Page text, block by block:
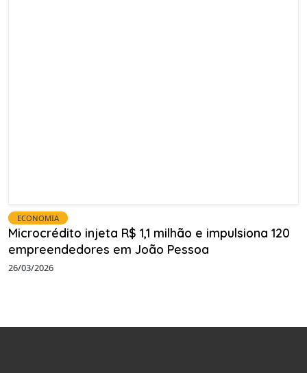
ECONOMIA
Microcrédito injeta R$ 1,1 milhão e impulsiona 120
empreendedores em João Pessoa
26/03/2026